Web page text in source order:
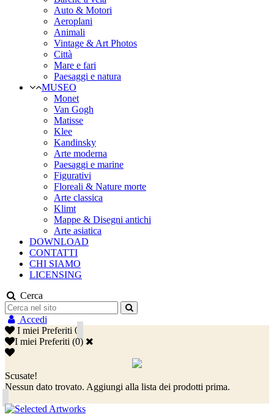
Auto & Motori
Aeroplani
Animali
Vintage & Art Photos
Città
Mare e fari
Paesaggi e natura
MUSEO
Monet
Van Gogh
Matisse
Klee
Kandinsky
Arte moderna
Paesaggi e marine
Figurativi
Floreali & Nature morte
Arte classica
Klimt
Mappe & Disegni antichi
Arte asiatica
DOWNLOAD
CONTATTI
CHI SIAMO
LICENSING
Cerca
Accedi
I miei Preferiti 0
I miei Preferiti (0)
Scusate!
Nessun dato trovato. Aggiungi alla lista dei prodotti prima.